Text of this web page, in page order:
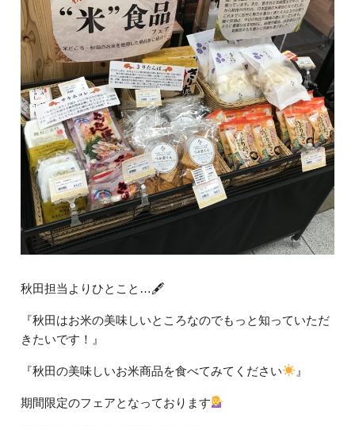
秋田担当よりひとこと…🖋
『秋田はお米の美味しいところなのでもっと知っていただ
きたいです！』
『秋田の美味しいお米商品を食べてみてください 』
期間限定のフェアとなっております